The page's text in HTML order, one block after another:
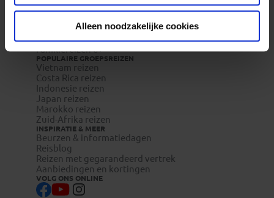
Alleen noodzakelijke cookies
REISTYPES
Pioniersreizen
Festivalreizen
Familiereizen 6+
POPULAIRE GROEPSREIZEN
Vietnam reizen
Costa Rica reizen
Indonesie reizen
Japan reizen
Marokko reizen
Zuid-Afrika reizen
INSPIRATIE & MEER
Beurzen & informatiedagen
Reisblog
Reizen met gegarandeerd vertrek
Aanbiedingen en kortingen
VOLG ONS ONLINE